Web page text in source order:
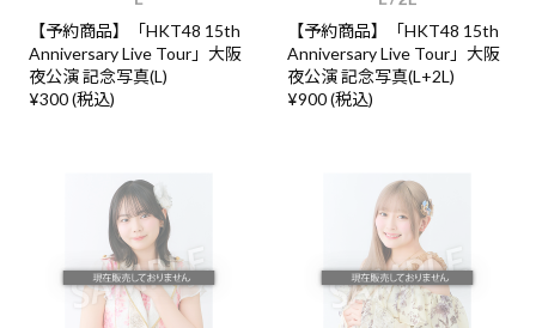
【予約商品】「HKT48 15th
Anniversary Live Tour」大阪
夜公演 記念写真(L)
¥300 (税込)
【予約商品】「HKT48 15th
Anniversary Live Tour」大阪
夜公演 記念写真(L+2L)
¥900 (税込)